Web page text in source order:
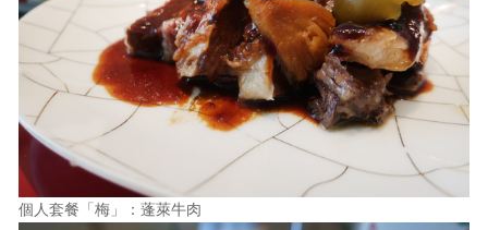
個人套餐「梅」：蓬萊牛肉